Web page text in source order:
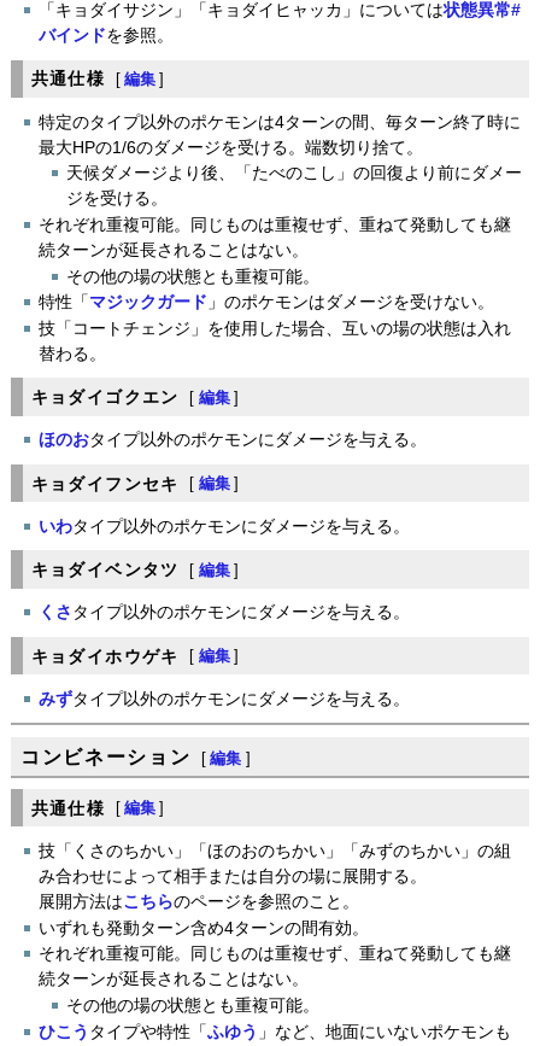
「キョダイサジン」「キョダイヒャッカ」については状態異常#
バインドを参照。
共通仕様 [ 編集 ]
特定のタイプ以外のポケモンは4ターンの間、毎ターン終了時に
最大HPの1/6のダメージを受ける。端数切り捨て。
天候ダメージより後、「たべのこし」の回復より前にダメー
ジを受ける。
それぞれ重複可能。同じものは重複せず、重ねて発動しても継
続ターンが延長されることはない。
その他の場の状態とも重複可能。
特性「 マジックガード 」のポケモンはダメージを受けない。
技「コートチェンジ」を使用した場合、互いの場の状態は入れ
替わる。
キョダイゴクエン [ 編集 ]
ほのおタイプ以外のポケモンにダメージを与える。
キョダイフンセキ [ 編集 ]
いわタイプ以外のポケモンにダメージを与える。
キョダイベンタツ [ 編集 ]
くさ タイプ以外のポケモンにダメージを与える。
キョダイホウゲキ [ 編集 ]
みずタイプ以外のポケモンにダメージを与える。
コンビネーション [ 編集 ]
共通仕様 [ 編集 ]
技「くさのちかい」「ほのおのちかい」「みずのちかい」の組
み合わせによって相手または自分の場に展開する。
展開方法はこちらのページを参照のこと。
いずれも発動ターン含め4ターンの間有効。
それぞれ重複可能。同じものは重複せず、重ねて発動しても継
続ターンが延長されることはない。
その他の場の状態とも重複可能。
ひこう タイプや特性「ふゆう 」など、地面にいないポケモンも